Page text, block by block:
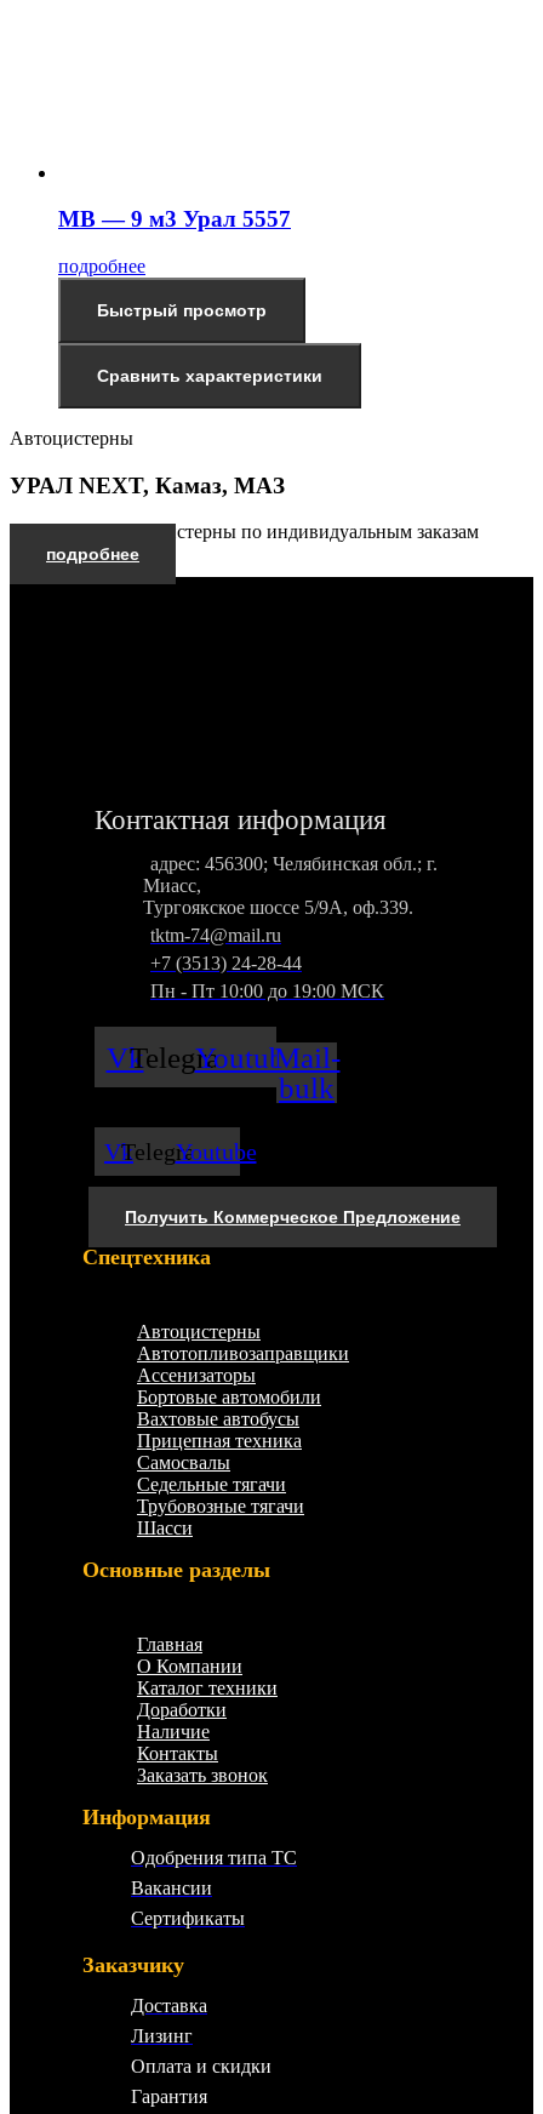
МВ — 9 м3 Урал 5557
подробнее
Быстрый просмотр
Сравнить характеристики
Автоцистерны
УРАЛ NEXT, Камаз, МАЗ
Производим автоцистерны по индивидуальным заказам
подробнее
Контактная информация
адрес: 456300; Челябинская обл.; г.
Миасс,
Тургоякское шоссе 5/9А, оф.339.
tktm-74@mail.ru
+7 (3513) 24-28-44
Пн - Пт 10:00 до 19:00 МСК
VkTelegramYoutubeMail-
bulk
VkTelegramYoutube
Получить Коммерческое Предложение
Спецтехника
Автоцистерны
Автотопливозаправщики
Ассенизаторы
Бортовые автомобили
Вахтовые автобусы
Прицепная техника
Самосвалы
Седельные тягачи
Трубовозные тягачи
Шасси
Основные разделы
Главная
О Компании
Каталог техники
Доработки
Наличие
Контакты
Заказать звонок
Информация
Одобрения типа ТС
Вакансии
Сертификаты
Заказчику
Доставка
Лизинг
Оплата и скидки
Гарантия